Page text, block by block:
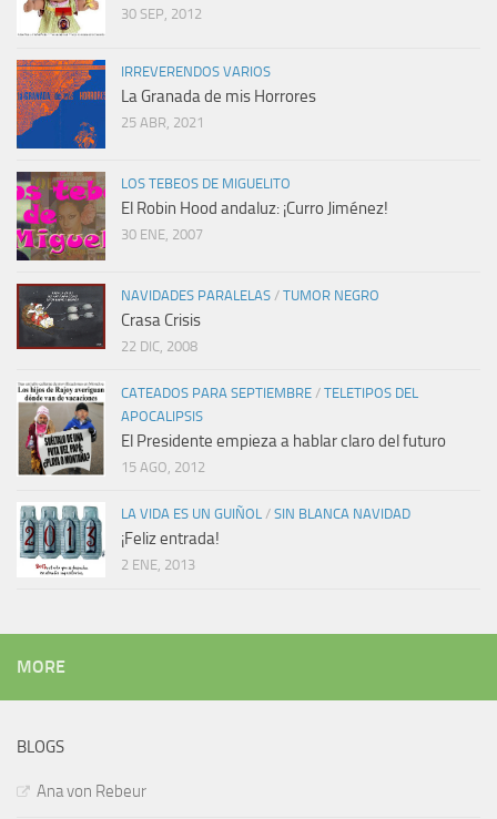
30 SEP, 2012
IRREVERENDOS VARIOS
La Granada de mis Horrores
25 ABR, 2021
LOS TEBEOS DE MIGUELITO
El Robin Hood andaluz: ¡Curro Jiménez!
30 ENE, 2007
NAVIDADES PARALELAS / TUMOR NEGRO
Crasa Crisis
22 DIC, 2008
CATEADOS PARA SEPTIEMBRE / TELETIPOS DEL
APOCALIPSIS
El Presidente empieza a hablar claro del futuro
15 AGO, 2012
LA VIDA ES UN GUIÑOL / SIN BLANCA NAVIDAD
¡Feliz entrada!
2 ENE, 2013
MORE
BLOGS
Ana von Rebeur